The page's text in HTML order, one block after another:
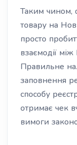
Таким чином,
товару на
просто
взаємодії
Правильне
заповнення
способу
отримає чек
вимоги